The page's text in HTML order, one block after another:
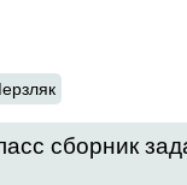
сборник